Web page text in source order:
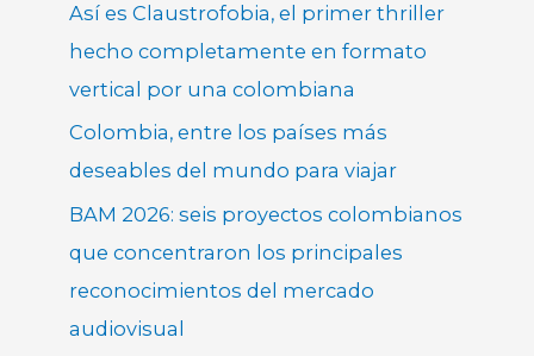
Así es Claustrofobia, el primer thriller
hecho completamente en formato
vertical por una colombiana
Colombia, entre los países más
deseables del mundo para viajar
BAM 2026: seis proyectos colombianos
que concentraron los principales
reconocimientos del mercado
audiovisual